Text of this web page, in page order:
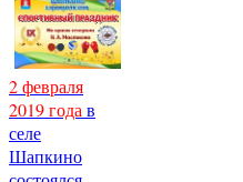
2 февраля
2019 года в
селе
Шапкино